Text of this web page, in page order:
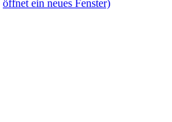
öffnet ein neues Fenster)